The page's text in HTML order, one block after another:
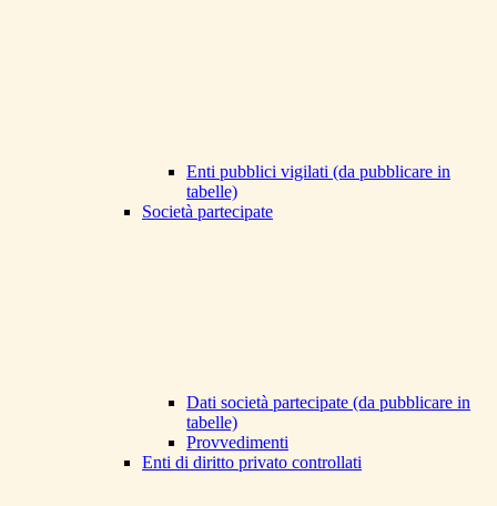
Enti pubblici vigilati (da pubblicare in
tabelle)
Società partecipate
Dati società partecipate (da pubblicare in
tabelle)
Provvedimenti
Enti di diritto privato controllati